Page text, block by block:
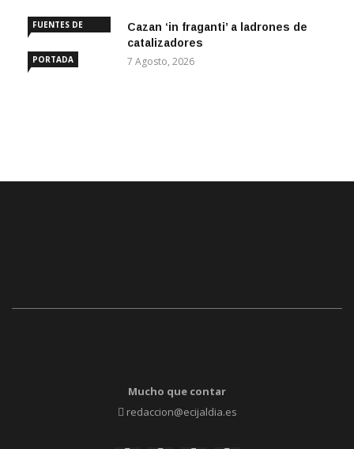
FUENTES DE
PORTADA
Cazan ‘in fraganti’ a ladrones de
catalizadores
7 Agosto, 2026
Mucho que contar
redaccion@ecijaldia.es